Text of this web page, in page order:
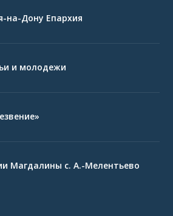
на-Дону Епархия
и молодежи
Магдалины с. А.-Мелентьево